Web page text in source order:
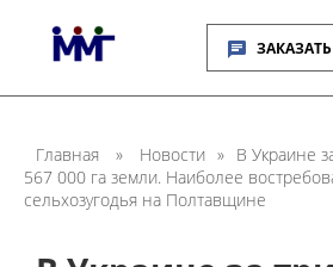
ЗАКАЗАТЬ
Главная » Новости » В Украине
567 000 га земли. Наиболее
сельхозугодья на Полтавщине